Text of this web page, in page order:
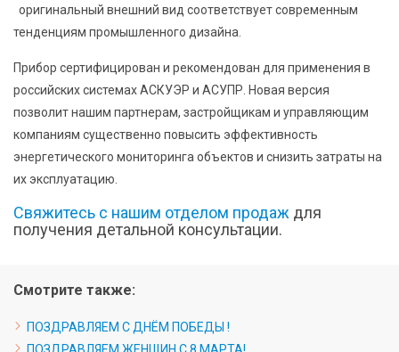
оригинальный внешний вид соответствует современным
тенденциям промышленного дизайна.
Прибор сертифицирован и рекомендован для применения в
российских системах АСКУЭР и АСУПР. Новая версия
позволит нашим партнерам, застройщикам и управляющим
компаниям существенно повысить эффективность
энергетического мониторинга объектов и снизить затраты на
их эксплуатацию.
Свяжитесь с нашим отделом продаж для
получения детальной консультации.
Смотрите также:
ПОЗДРАВЛЯЕМ С ДНЁМ ПОБЕДЫ !